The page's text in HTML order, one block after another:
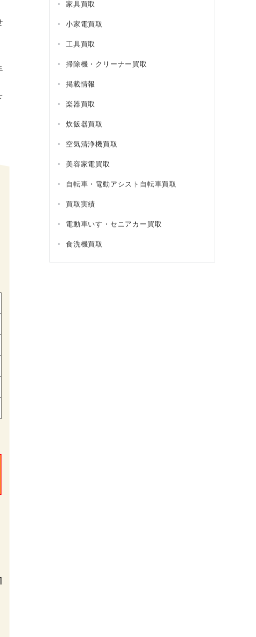
家具買取
小家電買取
工具買取
掃除機・クリーナー買取
掲載情報
楽器買取
炊飯器買取
空気清浄機買取
美容家電買取
自転車・電動アシスト自転車買取
買取実績
電動車いす・セニアカー買取
食洗機買取